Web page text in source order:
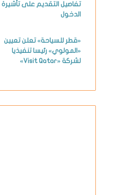
تفاصيل التقديم على تأشيرة
الدخول
«قطر للسياحة» تعلن تعيين
«المولوي» رئيسا تنفيذيا
لشركة «Visit Qatar»